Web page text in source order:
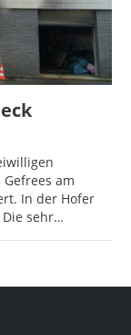
am
In der Hofer
Die sehr…